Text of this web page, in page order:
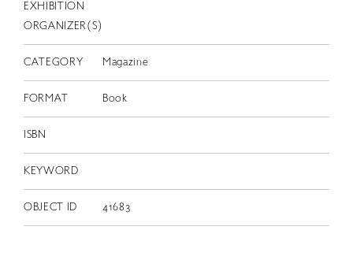
EXHIBITION
ORGANIZER(S)
CATEGORY Magazine
FORMAT Book
ISBN
KEYWORD
OBJECT ID 41683